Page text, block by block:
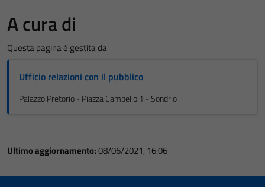
A cura di
Questa pagina è gestita da
Ufficio relazioni con il pubblico
Palazzo Pretorio - Piazza Campello 1 - Sondrio
Ultimo aggiornamento:08/06/2021, 16:06